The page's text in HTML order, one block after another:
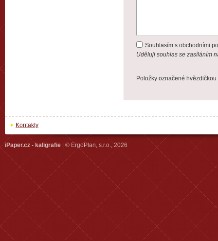
Souhlasím s obchodními
Uděluji souhlas se zasíláním
Položky označené hvězdičkou
Kontakty
iPaper.cz - kaligrafie | © ErgoPlan, s.r.o., 2026